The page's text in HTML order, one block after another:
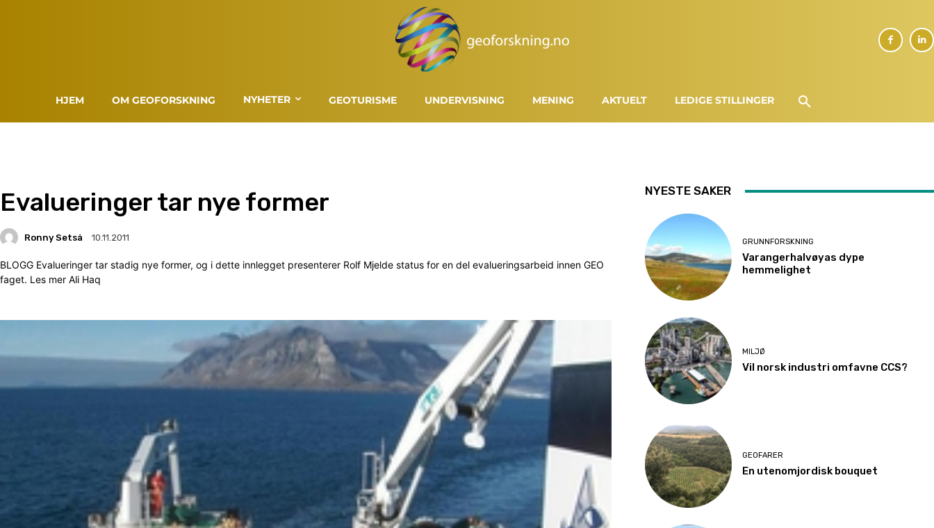
HJEM OM GEOFORSKNING NYHETER GEOTURISME UNDERVISNING MENING AKTUELT LEDIGE STILLINGER
Evalueringer tar nye former
Ronny Setså 10.11.2011
BLOGG Evalueringer tar stadig nye former, og i dette innlegget presenterer Rolf Mjelde status for en del evalueringsarbeid innen GEO
faget. Les mer Ali Haq
NYESTE SAKER
GRUNNFORSKNING
Varangerhalvøyas dype
hemmelighet
MILJØ
Vil norsk industri omfavne CCS?
GEOFARER
En utenomjordisk bouquet